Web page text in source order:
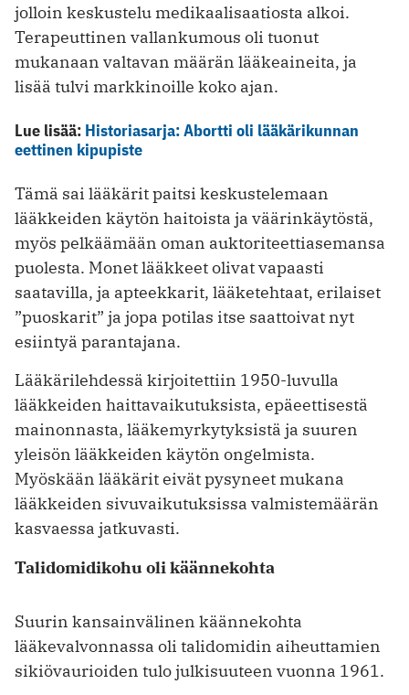
jolloin keskustelu medikaalisaatiosta alkoi.
Terapeuttinen vallankumous oli tuonut
mukanaan valtavan määrän lääkeaineita, ja
lisää tulvi markkinoille koko ajan.
Lue lisää: Historiasarja: Abortti oli lääkärikunnan
eettinen kipupiste
Tämä sai lääkärit paitsi keskustelemaan
lääkkeiden käytön haitoista ja väärinkäytöstä,
myös pelkäämään oman auktoriteettiasemansa
puolesta. Monet lääkkeet olivat vapaasti
saatavilla, ja apteek­karit, lääketehtaat, erilaiset
”puoskarit” ja jopa potilas itse saattoivat nyt
esiintyä ­parantajana.
Lääkärilehdessä kirjoitettiin 1950-luvulla
lääkkeiden haittavaikutuksista, epäeettisestä
mainonnasta, lääkemyrkytyksistä ja suuren
yleisön lääkkeiden käytön ongelmista.
Myöskään lääkärit eivät pysyneet mukana
lääkkeiden sivuvaikutuksissa valmistemäärän
kasvaessa jatkuvasti.
Talidomidikohu oli käännekohta
Suurin kansainvälinen käännekohta
lääkevalvonnassa oli talidomidin aiheuttamien
sikiövaurioiden tulo julkisuuteen vuonna 1961.